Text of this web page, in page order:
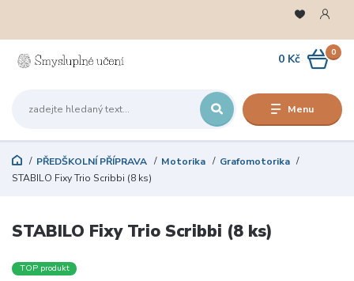
Menu
0
0 Kč
PŘEDŠKOLNÍ PŘÍPRAVA Motorika
Grafomotorika
STABILO Fixy Trio Scribbi (8 ks)
STABILO Fixy Trio Scribbi (8 ks)
TOP produkt